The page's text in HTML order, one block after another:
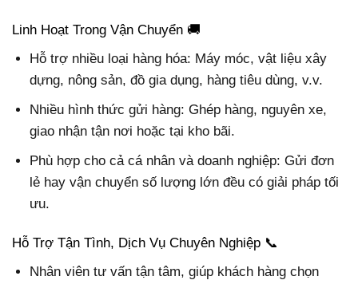
Linh Hoạt Trong Vận Chuyển 🚚
Hỗ trợ nhiều loại hàng hóa: Máy móc, vật liệu xây
dựng, nông sản, đồ gia dụng, hàng tiêu dùng, v.v.
Nhiều hình thức gửi hàng: Ghép hàng, nguyên xe,
giao nhận tận nơi hoặc tại kho bãi.
Phù hợp cho cả cá nhân và doanh nghiệp: Gửi đơn
lẻ hay vận chuyển số lượng lớn đều có giải pháp tối
ưu.
Hỗ Trợ Tận Tình, Dịch Vụ Chuyên Nghiệp 📞
Nhân viên tư vấn tận tâm, giúp khách hàng chọn